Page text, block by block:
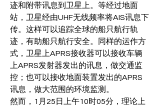
迹和附带讯息到卫星上。等经过地面
站，卫星经由UHF无线频率将AIS讯息下
传。这样可以追踪全球的船只航行轨
迹，有助船只航行安全。同样的运作方
式，卫星上APRS接收器可以接收车辆
上APRS发射器发出的讯息，做交通监
控；也可以接收地面装置发出的APRS
讯息，做大范围的环境监测。
然而，1月25日上午10时05分，理论上